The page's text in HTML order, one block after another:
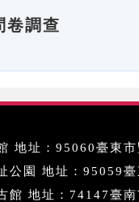
卷調查
地址：95060臺東
公園 地址：95059
館 地址：74147臺